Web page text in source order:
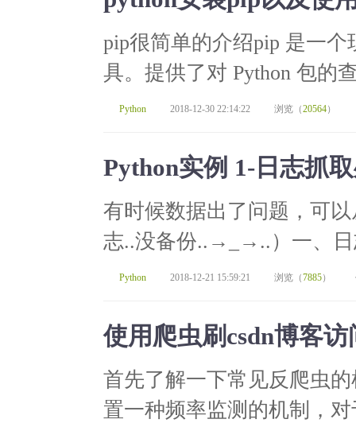
pip很简单的介绍pip 是一个
具。提供了对 Python 包的
Python 2018-12-30 22:14:22 浏览（20564）
Python实例 1-日志抓
有时候数据出了问题，可
志..没备份..→_→..）一、日
Python 2018-12-21 15:59:21 浏览（7885）
使用爬虫刷csdn博客访
首先了解一下常见反爬虫
置一种频率监测的机制，